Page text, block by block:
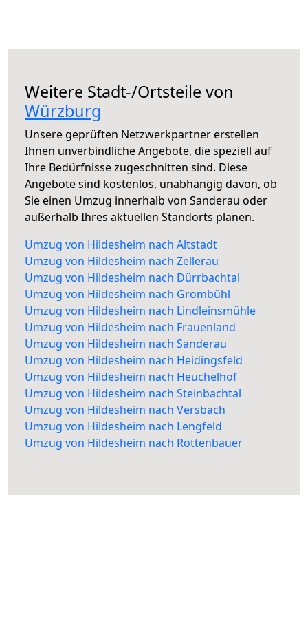
Weitere Stadt-/Ortsteile von
Würzburg
Unsere geprüften Netzwerkpartner erstellen
Ihnen unverbindliche Angebote, die speziell auf
Ihre Bedürfnisse zugeschnitten sind. Diese
Angebote sind kostenlos, unabhängig davon, ob
Sie einen Umzug innerhalb von Sanderau oder
außerhalb Ihres aktuellen Standorts planen.
Umzug von Hildesheim nach Altstadt
Umzug von Hildesheim nach Zellerau
Umzug von Hildesheim nach Dürrbachtal
Umzug von Hildesheim nach Grombühl
Umzug von Hildesheim nach Lindleinsmühle
Umzug von Hildesheim nach Frauenland
Umzug von Hildesheim nach Sanderau
Umzug von Hildesheim nach Heidingsfeld
Umzug von Hildesheim nach Heuchelhof
Umzug von Hildesheim nach Steinbachtal
Umzug von Hildesheim nach Versbach
Umzug von Hildesheim nach Lengfeld
Umzug von Hildesheim nach Rottenbauer